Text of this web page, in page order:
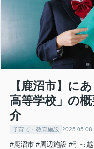
【鹿沼市】に
高等学校」の
介
子育て・教育施設 2025.05.08
#鹿沼市 #周辺施設 #引っ越